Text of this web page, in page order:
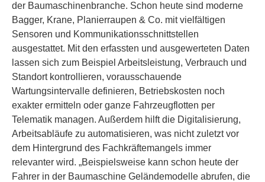
der Baumaschinenbranche. Schon heute sind moderne
Bagger, Krane, Planierraupen & Co. mit vielfältigen
Sensoren und Kommunikationsschnittstellen
ausgestattet. Mit den erfassten und ausgewerteten Daten
lassen sich zum Beispiel Arbeitsleistung, Verbrauch und
Standort kontrollieren, vorausschauende
Wartungsintervalle definieren, Betriebskosten noch
exakter ermitteln oder ganze Fahrzeugflotten per
Telematik managen. Außerdem hilft die Digitalisierung,
Arbeitsabläufe zu automatisieren, was nicht zuletzt vor
dem Hintergrund des Fachkräftemangels immer
relevanter wird. „Beispielsweise kann schon heute der
Fahrer in der Baumaschine Geländemodelle abrufen, die